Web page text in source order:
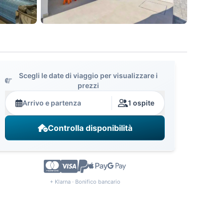
Scegli le date di viaggio per visualizzare i
prezzi
Arrivo e partenza 1 ospite
Controlla disponibilità
+ Klarna · Bonifico bancario